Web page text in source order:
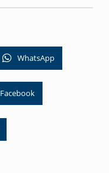
WhatsApp
Facebook